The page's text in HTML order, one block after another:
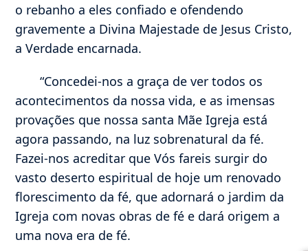
o rebanho a eles confiado e ofendendo
gravemente a Divina Majestade de Jesus Cristo,
a Verdade encarnada.
“Concedei-nos a graça de ver todos os
acontecimentos da nossa vida, e as imensas
provações que nossa santa Mãe Igreja está
agora passando, na luz sobrenatural da fé.
Fazei-nos acreditar que Vós fareis surgir do
vasto deserto espiritual de hoje um renovado
florescimento da fé, que adornará o jardim da
Igreja com novas obras de fé e dará origem a
uma nova era de fé.